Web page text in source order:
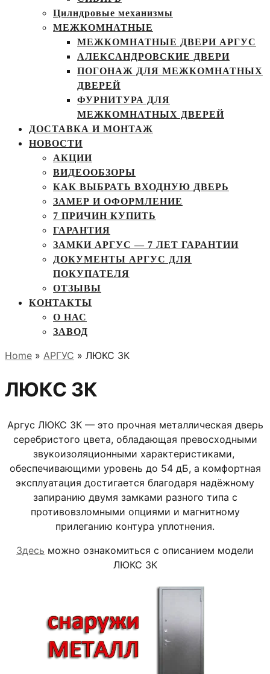
Цилндровые механизмы
МЕЖКОМНАТНЫЕ
МЕЖКОМНАТНЫЕ ДВЕРИ АРГУС
АЛЕКСАНДРОВСКИЕ ДВЕРИ
ПОГОНАЖ ДЛЯ МЕЖКОМНАТНЫХ
ДВЕРЕЙ
ФУРНИТУРА ДЛЯ
МЕЖКОМНАТНЫХ ДВЕРЕЙ
ДОСТАВКА И МОНТАЖ
НОВОСТИ
АКЦИИ
ВИДЕООБЗОРЫ
КАК ВЫБРАТЬ ВХОДНУЮ ДВЕРЬ
ЗАМЕР И ОФОРМЛЕНИЕ
7 ПРИЧИН КУПИТЬ
ГАРАНТИЯ
ЗАМКИ АРГУС — 7 ЛЕТ ГАРАНТИИ
ДОКУМЕНТЫ АРГУС ДЛЯ
ПОКУПАТЕЛЯ
ОТЗЫВЫ
КОНТАКТЫ
О НАС
ЗАВОД
Home » АРГУС » ЛЮКС 3К
ЛЮКС 3К
Аргус ЛЮКС 3К — это прочная металлическая дверь
серебристого цвета, обладающая превосходными
звукоизоляционными характеристиками,
обеспечивающими уровень до 54 дБ, а комфортная
эксплуатация достигается благодаря надёжному
запиранию двумя замками разного типа с
противовзломными опциями и магнитному
прилеганию контура уплотнения.
Здесь можно ознакомиться с описанием модели
ЛЮКС 3К